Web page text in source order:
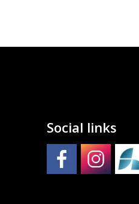
Social links